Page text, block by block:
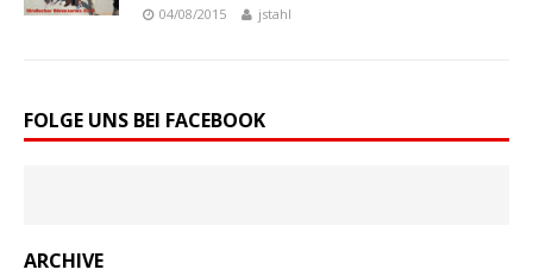
04/08/2015 jstahl
FOLGE UNS BEI FACEBOOK
ARCHIVE